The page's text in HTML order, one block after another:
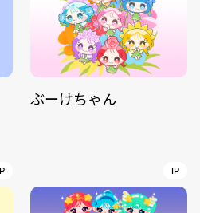
ぶーけちゃん
IP